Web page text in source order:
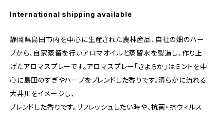
International shipping available
静岡県島田市内を中心に生産された農林産品、自社の畑のハー
ブから、自家蒸留を行いアロマオイルと蒸留水を製造し、作り上
げたアロマスプレーです。アロマスプレー「きよらか」はミントを中
心に島田のすぎやハーブをブレンドした香りです。清らかに流れる
大井川をイメージし、
ブレンドした香りです。リフレッシュしたい時や、抗菌・抗ウィルス